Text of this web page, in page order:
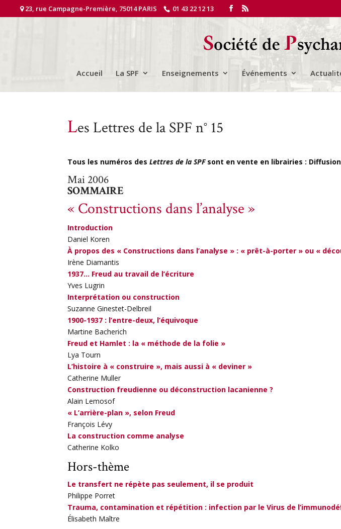
23, rue Campagne-Première, 75014 PARIS 01 43 22 12 13
Accueil La SPF Enseignements Événements
Les Lettres de la SPF n° 15
Tous les numéros desLettres de la SPFsont en vente en librairies :
Mai 2006
SOMMAIRE
« Constructions dans l’analyse »
Introduction
Daniel Koren
À propos des « Constructions dans l’analyse » : « prêt-à-porter » ou «
Irène Diamantis
1937… Freud au travail de l’écriture
Yves Lugrin
Interprétation ou construction
Suzanne Ginestet-Delbreil
1900-1937 : l’entre-deux, l’équivoque
Martine Bacherich
Freud et Hamlet : la « méthode de la folie »
Lya Tourn
L’histoire à « construire », mais aussi à « deviner »
Catherine Muller
Construction freudienne ou déconstruction lacanienne ?
Alain Lemosof
« L’arrière-plan », selon Freud
François Lévy
La construction comme analyse
Catherine Kolko
Hors-thème
Le transfert ne répète pas seulement, il se produit
Philippe Porret
Trauma, contamination et répétition : infection par le Virus de
Élisabeth Maître